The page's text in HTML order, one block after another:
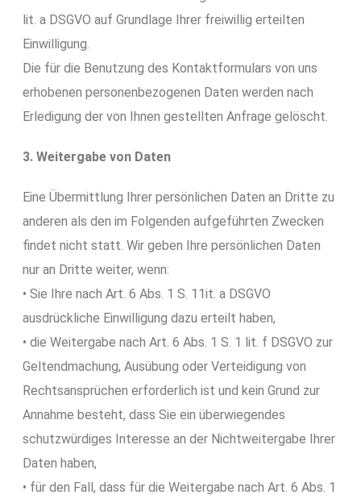
lit. a DSGVO auf Grundlage Ihrer freiwillig erteilten
Einwilligung.
Die für die Benutzung des Kontaktformulars von uns
erhobenen personenbezogenen Daten werden nach
Erledigung der von Ihnen gestellten Anfrage gelöscht.
3. Weitergabe von Daten
Eine Übermittlung Ihrer persönlichen Daten an Dritte zu
anderen als den im Folgenden aufgeführten Zwecken
findet nicht statt. Wir geben Ihre persönlichen Daten
nur an Dritte weiter, wenn:
• Sie Ihre nach Art. 6 Abs. 1 S. 11it. a DSGVO
ausdrückliche Einwilligung dazu erteilt haben,
• die Weitergabe nach Art. 6 Abs. 1 S. 1 lit. f DSGVO zur
Geltendmachung, Ausübung oder Verteidigung von
Rechtsansprüchen erforderlich ist und kein Grund zur
Annahme besteht, dass Sie ein überwiegendes
schutzwürdiges Interesse an der Nichtweitergabe Ihrer
Daten haben,
• für den Fall, dass für die Weitergabe nach Art. 6 Abs. 1